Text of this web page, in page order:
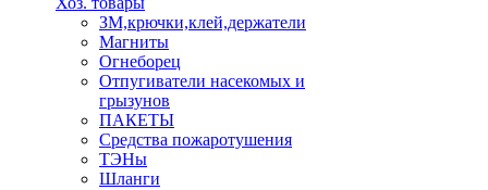
ЗМ,крючки,клей,держатели
Магниты
Огнеборец
Отпугиватели насекомых и
грызунов
ПАКЕТЫ
Средства пожаротушения
ТЭНы
Шланги